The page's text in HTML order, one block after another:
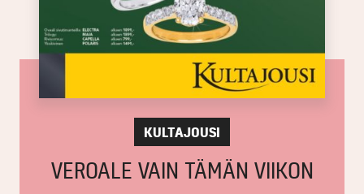
KULTAJOUSI
VEROALE VAIN TÄMÄN VIIKON